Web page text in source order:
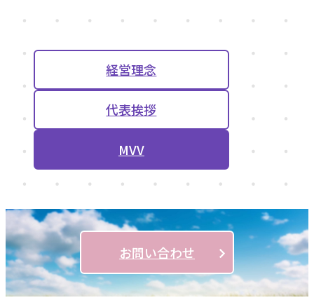
経営理念
代表挨拶
MVV
お問い合わせ